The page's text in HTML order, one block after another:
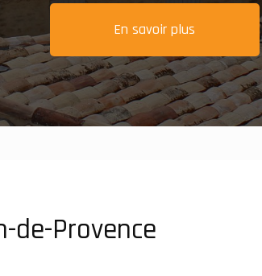
Pose de
En savoir plus
de-Provence